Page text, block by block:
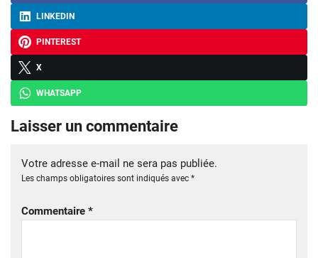
LINKEDIN
PINTEREST
X
WHATSAPP
Laisser un commentaire
Votre adresse e-mail ne sera pas publiée.
Les champs obligatoires sont indiqués avec *
Commentaire *